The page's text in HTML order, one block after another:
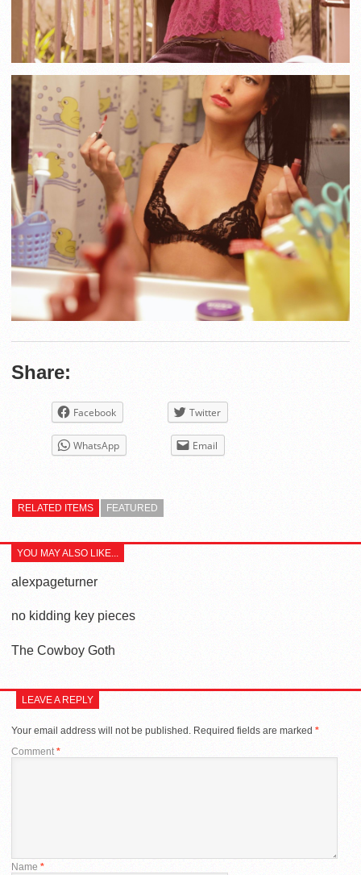
Share:
Facebook Twitter
WhatsApp Email
RELATED ITEMS FEATURED
YOU MAY ALSO LIKE...
alexpageturner
no kidding key pieces
The Cowboy Goth
LEAVE A REPLY
Your email address will not be published. Required fields are marked *
Comment *
Name *